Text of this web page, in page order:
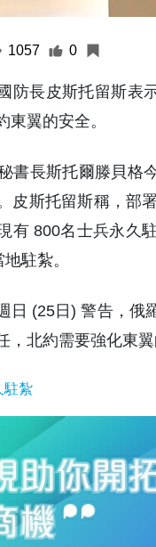
1057 0
防長皮斯托留斯表
東翼的安全。
書長斯托爾滕貝格
皮斯托留斯稱，部
有 800名士兵永久
駐紮。
日 (25日) 警告，俄
，北約需要強化東
駐紮